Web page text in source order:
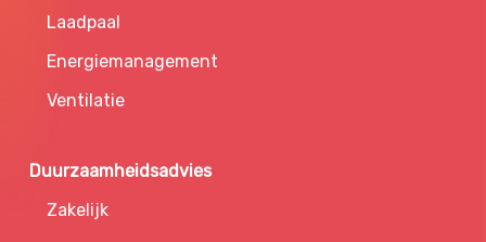
Laadpaal
Energiemanagement
Ventilatie
Duurzaamheidsadvies
Zakelijk